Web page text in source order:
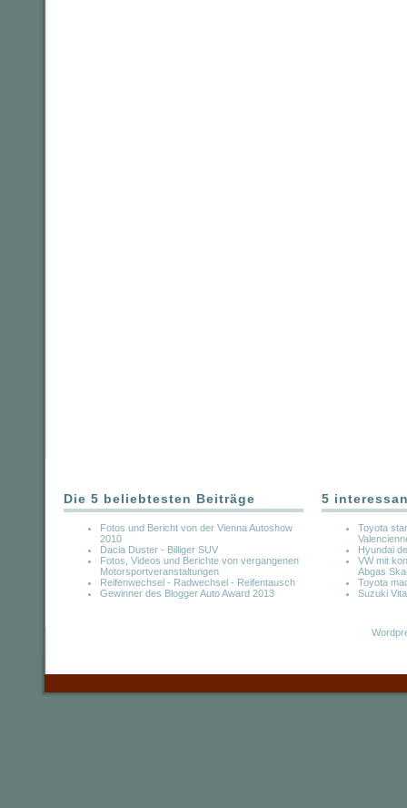
Die 5 beliebtesten Beiträge
Fotos und Bericht von der Vienna Autoshow
2010
Dacia Duster - Billiger SUV
Fotos, Videos und Berichte von vergangenen
Motorsportveranstaltungen
Reifenwechsel - Radwechsel - Reifentausch
Gewinner des Blogger Auto Award 2013
5
Toyota
Hyundai
VW mit
Abgas
Toyota
Suzuki